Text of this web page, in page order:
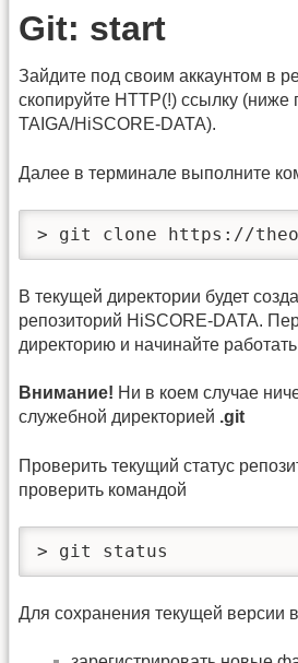
Git: start
Зайдите под своим аккаунтом в
скопируйте HTTP(!) ссылку (ниже
TAIGA/HiSCORE-DATA).
Далее в терминале выполните
> git clone https://
В текущей директории будет
репозиторий HiSCORE-DATA.
директорию и начинайте
Внимание! Ни в коем случае
служебной директорией .git
Проверить текущий статус
проверить командой
> git status
Для сохранения текущей версии